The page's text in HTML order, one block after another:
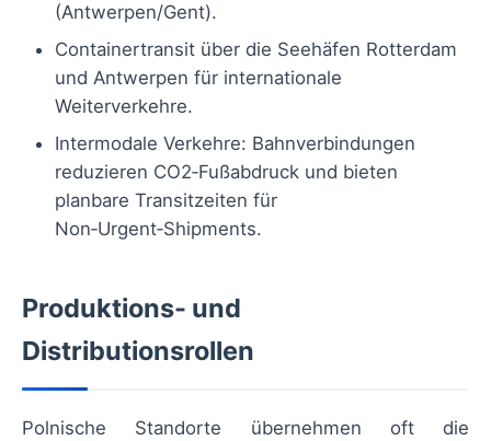
(Antwerpen/Gent).
Containertransit über die Seehäfen Rotterdam
und Antwerpen für internationale
Weiterverkehre.
Intermodale Verkehre: Bahnverbindungen
reduzieren CO2‑Fußabdruck und bieten
planbare Transitzeiten für
Non‑Urgent‑Shipments.
Produktions- und
Distributionsrollen
Polnische Standorte übernehmen oft die